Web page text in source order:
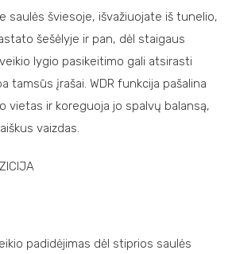
saulės šviesoje, išvažiuojate iš tunelio,
šešėlyje ir pan, dėl staigaus
lygio pasikeitimo gali atsirasti
tamsūs įrašai. WDR funkcija pašalina
vietas ir koreguoja jo spalvų balansą,
vaizdas.
padidėjimas dėl stiprios saulės